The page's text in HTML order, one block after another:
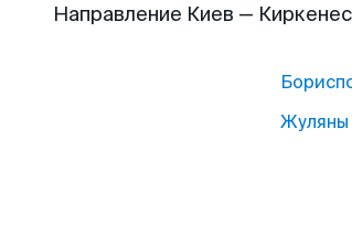
Направление Киев —
Жуляны